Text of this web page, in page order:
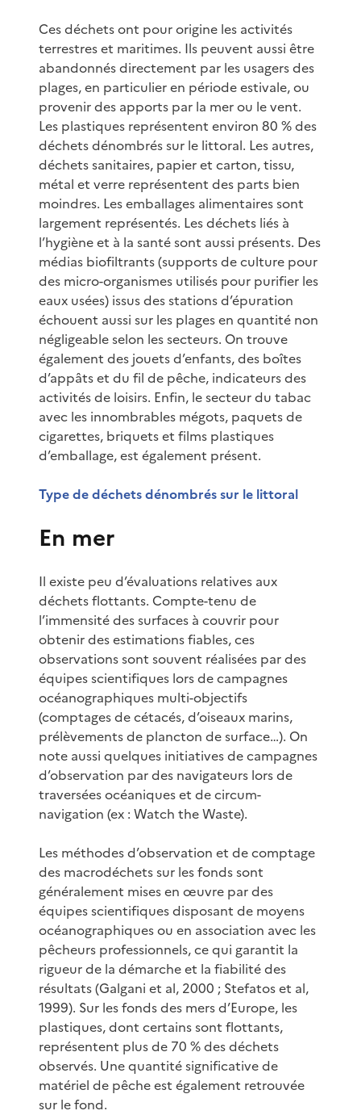
Ces déchets ont pour origine les activités
terrestres et maritimes. Ils peuvent aussi être
abandonnés directement par les usagers des
plages, en particulier en période estivale, ou
provenir des apports par la mer ou le vent.
Les plastiques représentent environ 80 % des
déchets dénombrés sur le littoral. Les autres,
déchets sanitaires, papier et carton, tissu,
métal et verre représentent des parts bien
moindres. Les emballages alimentaires sont
largement représentés. Les déchets liés à
l’hygiène et à la santé sont aussi présents. Des
médias biofiltrants (supports de culture pour
des micro-organismes utilisés pour purifier les
eaux usées) issus des stations d’épuration
échouent aussi sur les plages en quantité non
négligeable selon les secteurs. On trouve
également des jouets d’enfants, des boîtes
d’appâts et du fil de pêche, indicateurs des
activités de loisirs. Enfin, le secteur du tabac
avec les innombrables mégots, paquets de
cigarettes, briquets et films plastiques
d’emballage, est également présent.
Type de déchets dénombrés sur le littoral
En mer
Il existe peu d’évaluations relatives aux
déchets flottants. Compte-tenu de
l’immensité des surfaces à couvrir pour
obtenir des estimations fiables, ces
observations sont souvent réalisées par des
équipes scientifiques lors de campagnes
océanographiques multi-objectifs
(comptages de cétacés, d’oiseaux marins,
prélèvements de plancton de surface…). On
note aussi quelques initiatives de campagnes
d’observation par des navigateurs lors de
traversées océaniques et de circum-
navigation (ex : Watch the Waste).
Les méthodes d’observation et de comptage
des macrodéchets sur les fonds sont
généralement mises en œuvre par des
équipes scientifiques disposant de moyens
océanographiques ou en association avec les
pêcheurs professionnels, ce qui garantit la
rigueur de la démarche et la fiabilité des
résultats (Galgani et al, 2000 ; Stefatos et al,
1999). Sur les fonds des mers d’Europe, les
plastiques, dont certains sont flottants,
représentent plus de 70 % des déchets
observés. Une quantité significative de
matériel de pêche est également retrouvée
sur le fond.